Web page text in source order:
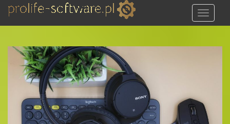
i